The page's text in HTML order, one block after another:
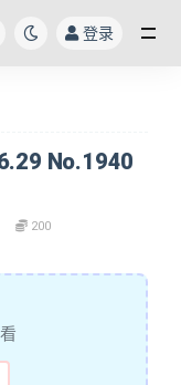
登录
No.1940
200